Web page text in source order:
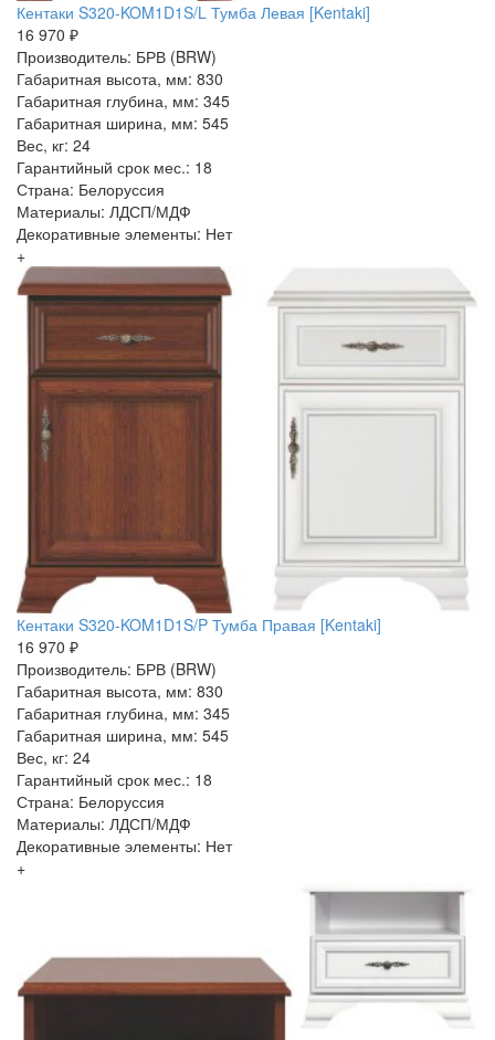
Кентаки S320-KOM1D1S/L Тумба Левая [Kentaki]
16 970 ₽
Производитель: БРВ (BRW)
Габаритная высота, мм: 830
Габаритная глубина, мм: 345
Габаритная ширина, мм: 545
Вес, кг: 24
Гарантийный срок мес.: 18
Страна: Белоруссия
Материалы: ЛДСП/МДФ
Декоративные элементы: Нет
+
Кентаки S320-KOM1D1S/P Тумба Правая [Kentaki]
16 970 ₽
Производитель: БРВ (BRW)
Габаритная высота, мм: 830
Габаритная глубина, мм: 345
Габаритная ширина, мм: 545
Вес, кг: 24
Гарантийный срок мес.: 18
Страна: Белоруссия
Материалы: ЛДСП/МДФ
Декоративные элементы: Нет
+